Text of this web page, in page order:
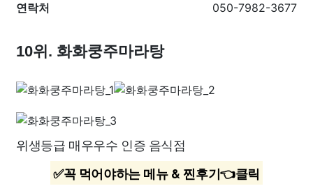
연락처 050-7982-3677
10위. 화화쿵주마라탕
위생등급 매우우수 인증 음식점
✅꼭 먹어야하는 메뉴 & 찐후기👈클릭